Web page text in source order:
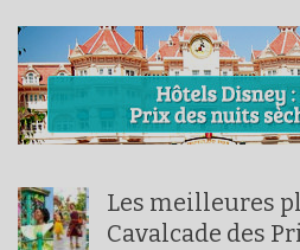
Les meilleures
Cavalcade des